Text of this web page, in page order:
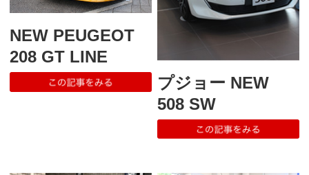
NEW PEUGEOT
208 GT LINE
プジョー NEW
508 SW